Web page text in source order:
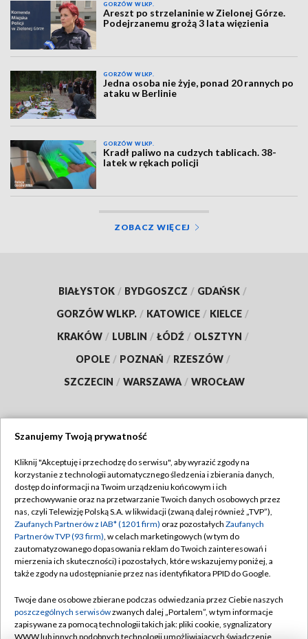
GORZÓW WLKP.
Areszt po strzelaninie w Zielonej Górze.
Podejrzanemu grożą 3 lata więzienia
GORZÓW WLKP.
Jedna osoba nie żyje, ponad 20 rannych po
ataku w Berlinie
GORZÓW WLKP.
Kradł paliwo na cudzych tablicach. 38-
latek w rękach policji
ZOBACZ WIĘCEJ
BIAŁYSTOK / BYDGOSZCZ / GDAŃSK /
GORZÓW WLKP. / KATOWICE / KIELCE /
KRAKÓW / LUBLIN / ŁÓDŹ / OLSZTYN /
OPOLE / POZNAŃ / RZESZÓW /
SZCZECIN / WARSZAWA / WROCŁAW
TVP
Abonament TVP
Emisja w TVP
Centrum informacji TVP
Naziemna Telewizja Cyfrowa
Rada Programowa
System NOS
Regulamin TVP
Polityka prywatności
Moje zgody
Pomoc
Kontakt
Szanujemy Twoją prywatność
Kliknij "Akceptuję i przechodzę do serwisu", aby wyrazić zgody na
korzystanie z technologii automatycznego śledzenia i zbierania danych,
dostęp do informacji na Twoim urządzeniu końcowym i ich
przechowywanie oraz na przetwarzanie Twoich danych osobowych przez
nas, czyli Telewizję Polską S.A. w likwidacji (zwaną dalej również „TVP”),
Zaufanych Partnerów z IAB* (1201 firm) oraz pozostałych Zaufanych
Partnerów TVP (93 firm), w celach marketingowych (w tym do
zautomatyzowanego dopasowania reklam do Twoich zainteresowań i
mierzenia ich skuteczności) i pozostałych, które wskazujemy poniżej, a
także zgody na udostępnianie przez nas identyfikatora PPID do Google.
Twoje dane osobowe zbierane podczas odwiedzania przez Ciebie naszych
poszczególnych serwisówzwanych dalej „Portalem”, w tym informacje
zapisywane za pomocą technologii takich jak: pliki cookie, sygnalizatory
WWW lub innych podobnych technologii umożliwiających świadczenie